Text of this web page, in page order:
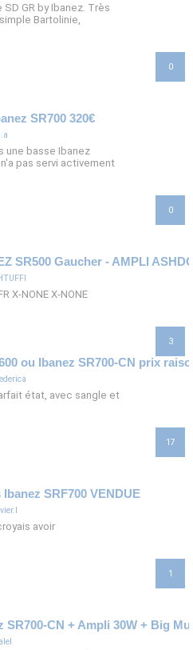
GR by Ibanez. Très
Bartolinie,
0
SR700 320€
une basse Ibanez
pas servi activement
0
X-NONE X-NONE
3
ou Ibanez SR700-CN prix
état, avec sangle et
17
SRF700 VENDUE
avoir
1
SR700-CN + Ampli 30W + Big